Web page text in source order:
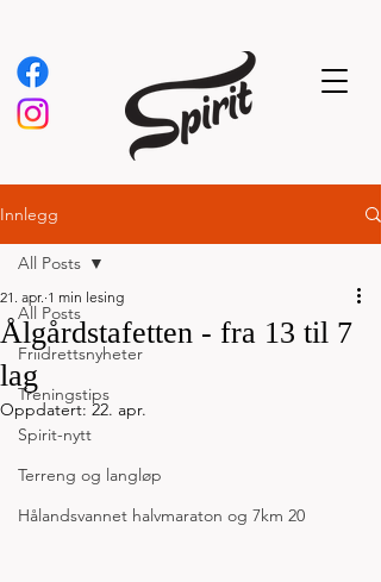
Innlegg
All Posts
Friidrettsnyheter
Treningstips
Spirit-nytt
Terreng og langløp
Hålandsvannet halvmaraton og 7km 20
All Posts
Ålgårdstafetten - fra 13 til 7
lag
21. apr. 1 min lesing
Oppdatert: 22. apr.